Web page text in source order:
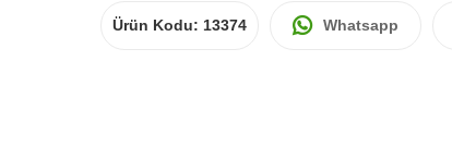
Ürün Kodu: 13374 Whatsapp